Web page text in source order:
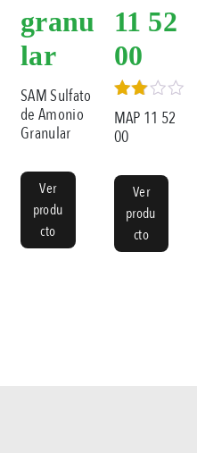
granu
lar
SAM Sulfato
de Amonio
Granular
Ver
produ
cto
11 52
00
Valora
do en
3.00
MAP 11 52
00
Ver
produ
cto